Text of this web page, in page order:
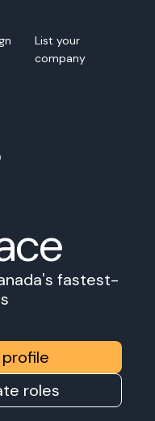
List your
company
fastest-
roles